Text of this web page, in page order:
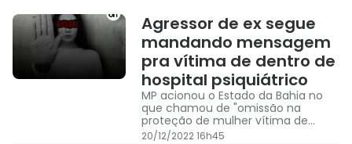
Agressor de ex segue
mandando mensagem
pra vítima de dentro de
hospital psiquiátrico
MP acionou o Estado da Bahia no
que chamou de "omissão na
proteção de mulher vítima de
violência"
20/12/2022 16h45